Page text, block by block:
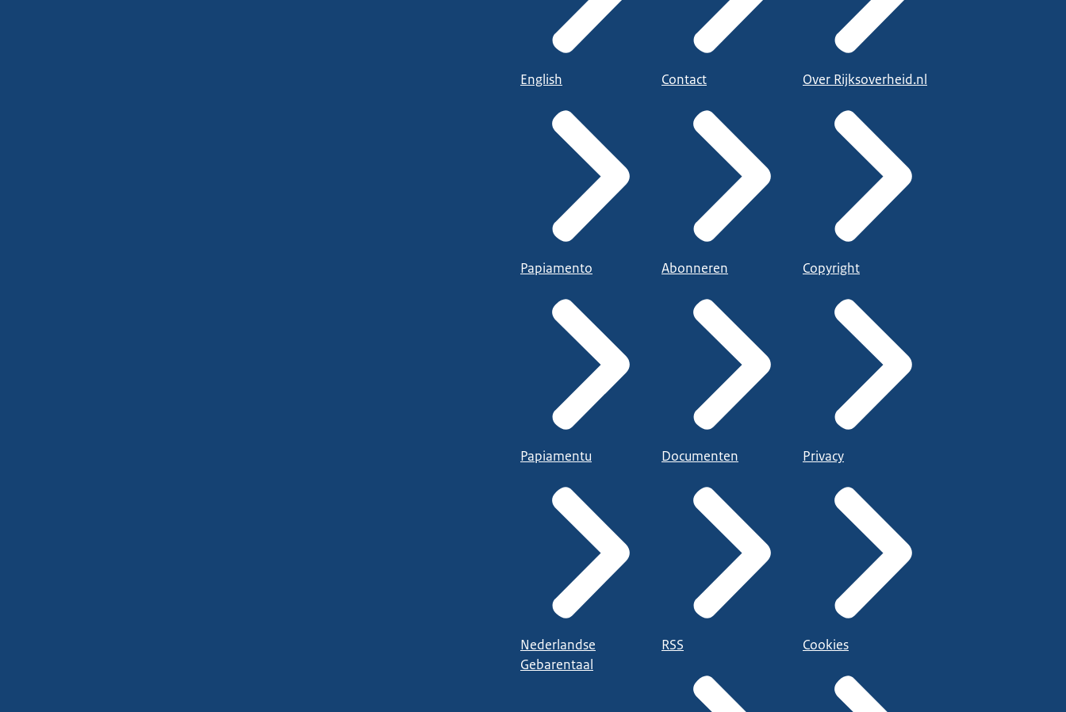
English
Papiamento
Papiamentu
Nederlandse
Gebarentaal
Contact
Abonneren
Documenten
RSS
Over Rijksoverheid.nl
Copyright
Privacy
Cookies